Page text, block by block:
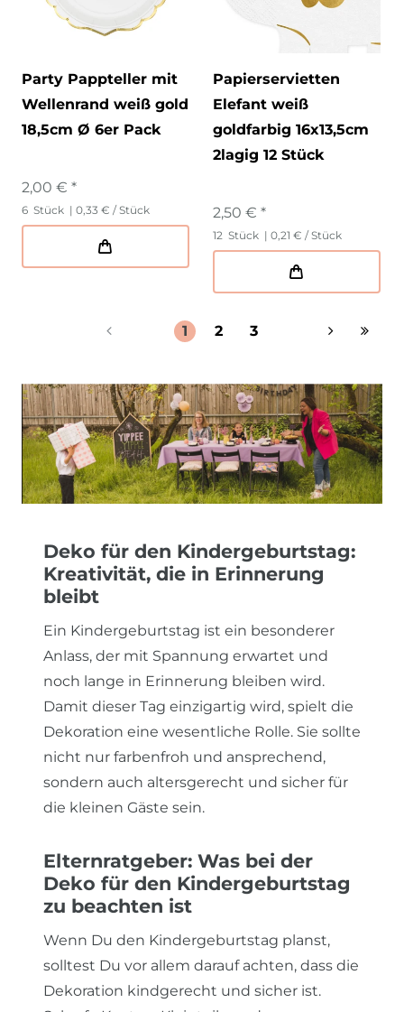
Party Pappteller mit
Wellenrand weiß gold
18,5cm Ø 6er Pack
2,00 € *
6 Stück | 0,33 € / Stück
Papierservietten
Elefant weiß
goldfarbig 16x13,5cm
2lagig 12 Stück
2,50 € *
12 Stück | 0,21 € / Stück
1 2 3
Deko für den Kindergeburtstag:
Kreativität, die in Erinnerung
bleibt
Ein Kindergeburtstag ist ein besonderer
Anlass, der mit Spannung erwartet und
noch lange in Erinnerung bleiben wird.
Damit dieser Tag einzigartig wird, spielt die
Dekoration eine wesentliche Rolle. Sie sollte
nicht nur farbenfroh und ansprechend,
sondern auch altersgerecht und sicher für
die kleinen Gäste sein.
Elternratgeber: Was bei der
Deko für den Kindergeburtstag
zu beachten ist
Wenn Du den Kindergeburtstag planst,
solltest Du vor allem darauf achten, dass die
Dekoration kindgerecht und sicher ist.